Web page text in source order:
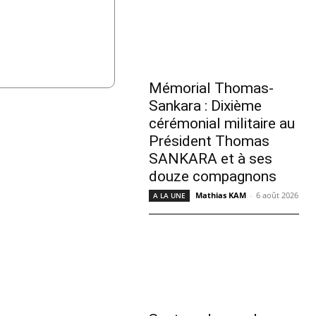
Mémorial Thomas-
Sankara : Dixième
cérémonial militaire au
Président Thomas
SANKARA et à ses
douze compagnons
A LA UNE Mathias KAM - 6 août 2026